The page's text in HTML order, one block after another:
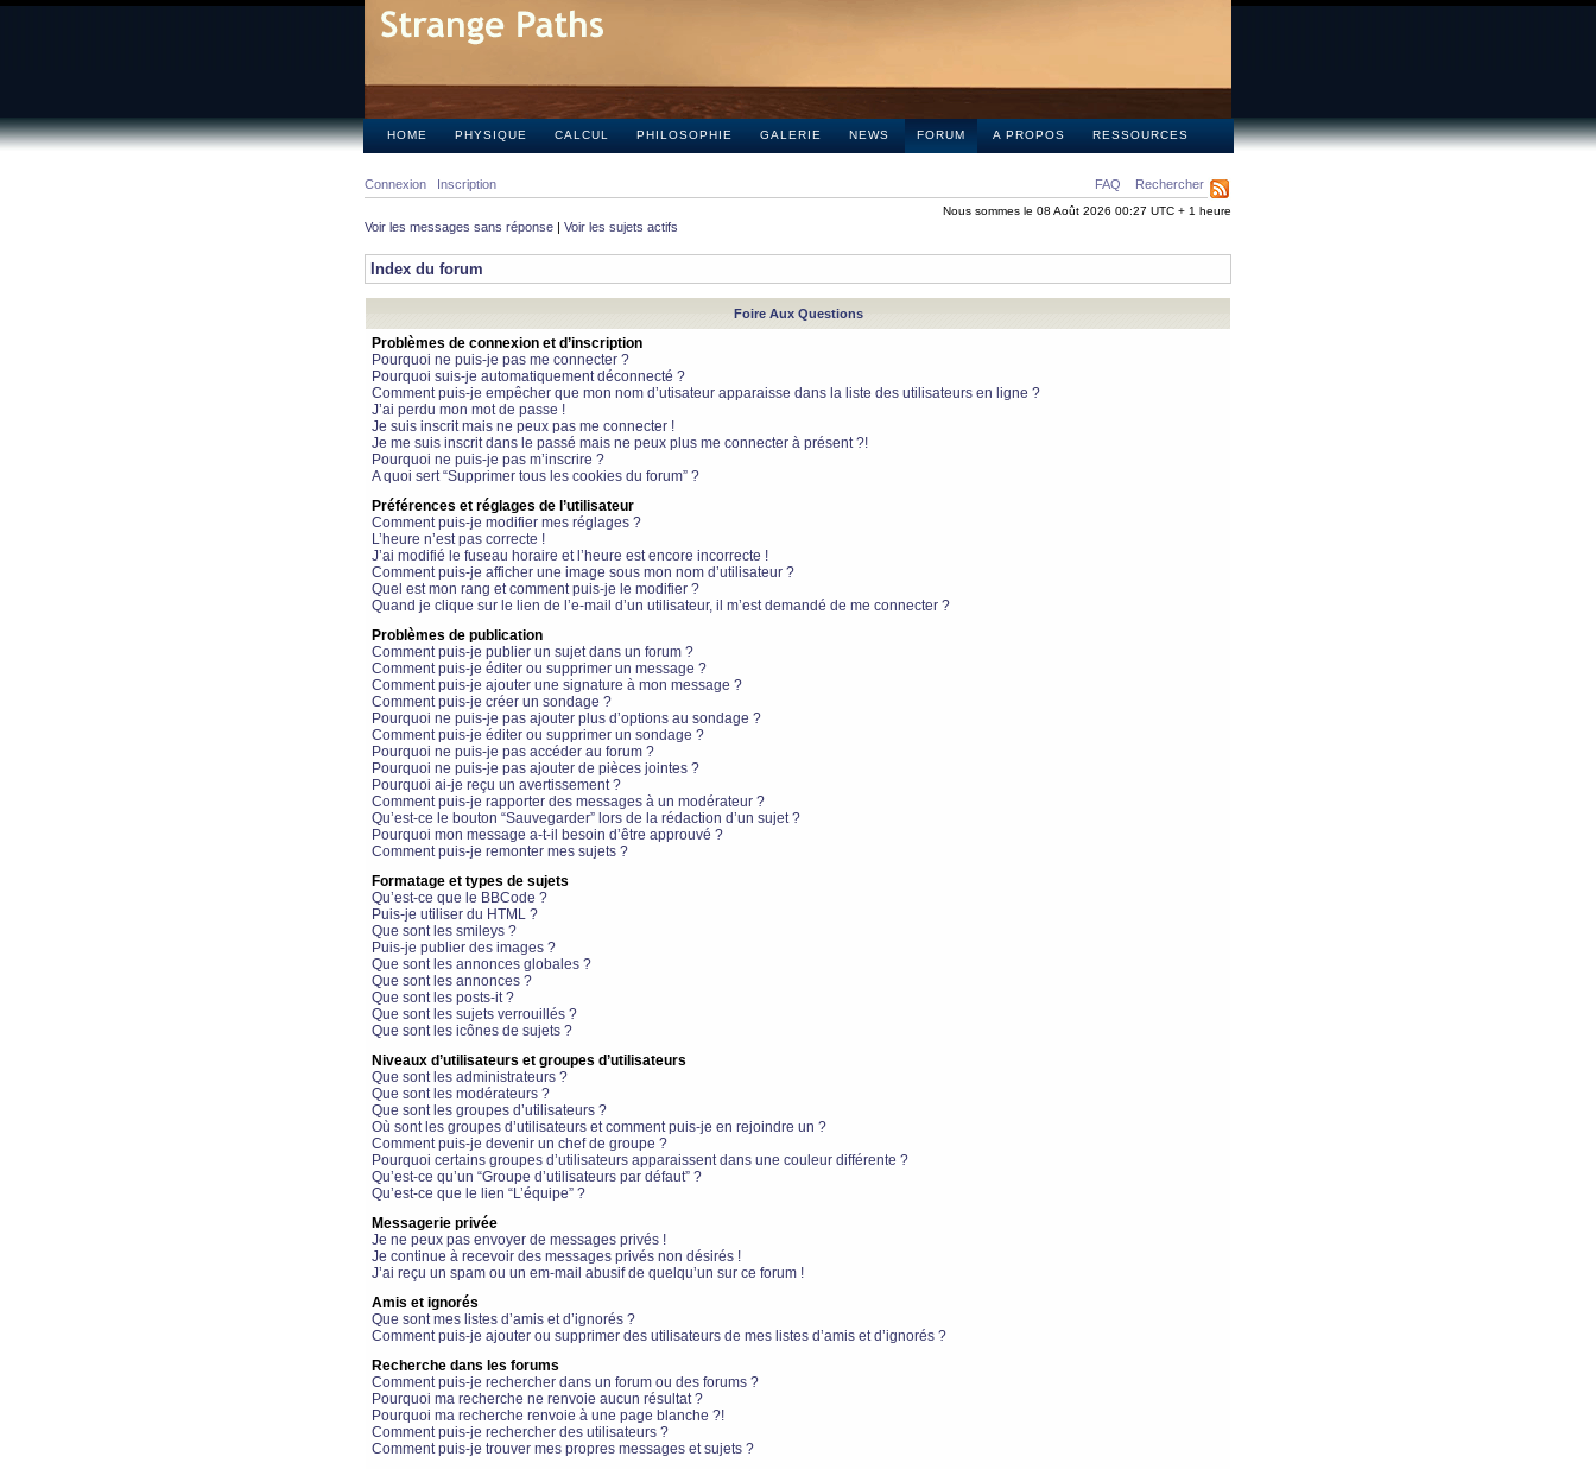
HOME PHYSIQUE CALCUL PHILOSOPHIE GALERIE NEWS FORUM A PROPOS RESSOURCES
FAQ Rechercher
Connexion Inscription
Nous sommes le 08 Août 2026 00:27 UTC + 1 heure
Voir les messages sans réponse | Voir les sujets actifs
Index du forum
Foire Aux Questions
Problèmes de connexion et d’inscription
Pourquoi ne puis-je pas me connecter ?
Pourquoi suis-je automatiquement déconnecté ?
Comment puis-je empêcher que mon nom d’utisateur apparaisse dans la liste des utilisateurs en ligne ?
J’ai perdu mon mot de passe !
Je suis inscrit mais ne peux pas me connecter !
Je me suis inscrit dans le passé mais ne peux plus me connecter à présent ?!
Pourquoi ne puis-je pas m’inscrire ?
A quoi sert “Supprimer tous les cookies du forum” ?
Préférences et réglages de l’utilisateur
Comment puis-je modifier mes réglages ?
L’heure n’est pas correcte !
J’ai modifié le fuseau horaire et l’heure est encore incorrecte !
Comment puis-je afficher une image sous mon nom d’utilisateur ?
Quel est mon rang et comment puis-je le modifier ?
Quand je clique sur le lien de l’e-mail d’un utilisateur, il m’est demandé de me connecter ?
Problèmes de publication
Comment puis-je publier un sujet dans un forum ?
Comment puis-je éditer ou supprimer un message ?
Comment puis-je ajouter une signature à mon message ?
Comment puis-je créer un sondage ?
Pourquoi ne puis-je pas ajouter plus d’options au sondage ?
Comment puis-je éditer ou supprimer un sondage ?
Pourquoi ne puis-je pas accéder au forum ?
Pourquoi ne puis-je pas ajouter de pièces jointes ?
Pourquoi ai-je reçu un avertissement ?
Comment puis-je rapporter des messages à un modérateur ?
Qu’est-ce le bouton “Sauvegarder” lors de la rédaction d’un sujet ?
Pourquoi mon message a-t-il besoin d’être approuvé ?
Comment puis-je remonter mes sujets ?
Formatage et types de sujets
Qu’est-ce que le BBCode ?
Puis-je utiliser du HTML ?
Que sont les smileys ?
Puis-je publier des images ?
Que sont les annonces globales ?
Que sont les annonces ?
Que sont les posts-it ?
Que sont les sujets verrouillés ?
Que sont les icônes de sujets ?
Niveaux d’utilisateurs et groupes d’utilisateurs
Que sont les administrateurs ?
Que sont les modérateurs ?
Que sont les groupes d’utilisateurs ?
Où sont les groupes d’utilisateurs et comment puis-je en rejoindre un ?
Comment puis-je devenir un chef de groupe ?
Pourquoi certains groupes d’utilisateurs apparaissent dans une couleur différente ?
Qu’est-ce qu’un “Groupe d’utilisateurs par défaut” ?
Qu’est-ce que le lien “L’équipe” ?
Messagerie privée
Je ne peux pas envoyer de messages privés !
Je continue à recevoir des messages privés non désirés !
J’ai reçu un spam ou un em-mail abusif de quelqu’un sur ce forum !
Amis et ignorés
Que sont mes listes d’amis et d’ignorés ?
Comment puis-je ajouter ou supprimer des utilisateurs de mes listes d’amis et d’ignorés ?
Recherche dans les forums
Comment puis-je rechercher dans un forum ou des forums ?
Pourquoi ma recherche ne renvoie aucun résultat ?
Pourquoi ma recherche renvoie à une page blanche ?!
Comment puis-je rechercher des utilisateurs ?
Comment puis-je trouver mes propres messages et sujets ?